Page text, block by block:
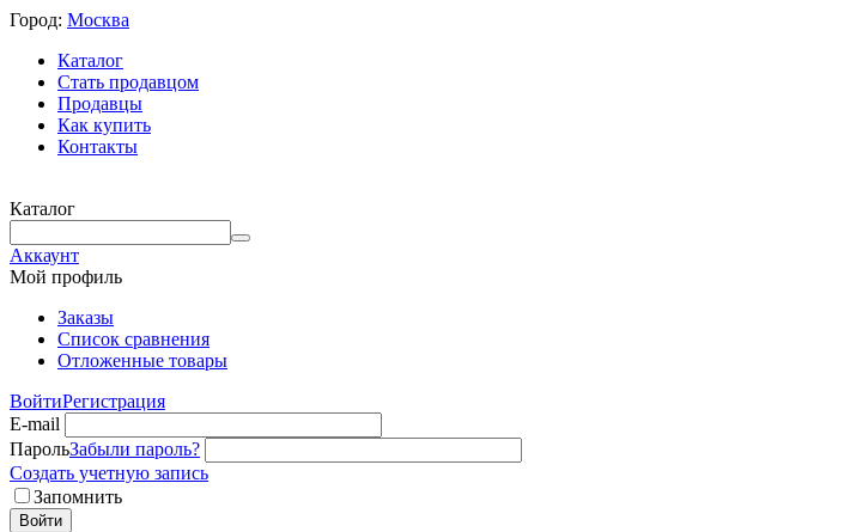
Город: Москва
Каталог
Стать продавцом
Продавцы
Как купить
Контакты
Каталог
Аккаунт
Мой профиль
Заказы
Список сравнения
Отложенные товары
ВойтиРегистрация
E-mail
ПарольЗабыли пароль?
Создать учетную запись
Запомнить
Войти